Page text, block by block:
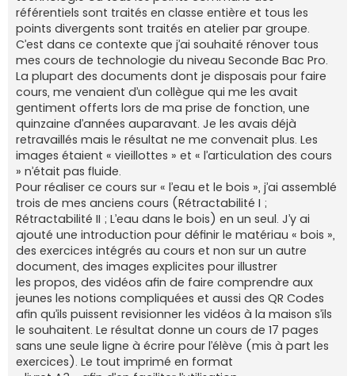
référentiels sont traités en classe entière et tous les
points divergents sont traités en atelier par groupe.
C’est dans ce contexte que j’ai souhaité rénover tous
mes cours de technologie du niveau Seconde Bac Pro.
La plupart des documents dont je disposais pour faire
cours, me venaient d’un collègue qui me les avait
gentiment offerts lors de ma prise de fonction, une
quinzaine d’années auparavant. Je les avais déjà
retravaillés mais le résultat ne me convenait plus. Les
images étaient « vieillottes » et « l’articulation des cours
» n’était pas fluide.
Pour réaliser ce cours sur « l’eau et le bois », j’ai assemblé
trois de mes anciens cours (Rétractabilité I ;
Rétractabilité II ; L’eau dans le bois) en un seul. J’y ai
ajouté une introduction pour définir le matériau « bois »,
des exercices intégrés au cours et non sur un autre
document, des images explicites pour illustrer
les propos, des vidéos afin de faire comprendre aux
jeunes les notions compliquées et aussi des QR Codes
afin qu’ils puissent revisionner les vidéos à la maison s’ils
le souhaitent. Le résultat donne un cours de 17 pages
sans une seule ligne à écrire pour l’élève (mis à part les
exercices). Le tout imprimé en format